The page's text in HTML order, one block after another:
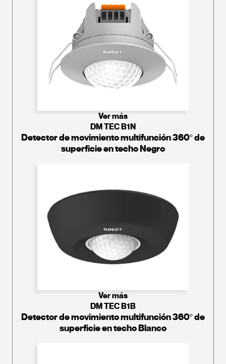
Ver más
DM TEC B1N
Detector de movimiento multifunción 360º de
superficie en techo Negro
Ver más
DM TEC B1B
Detector de movimiento multifunción 360º de
superficie en techo Blanco